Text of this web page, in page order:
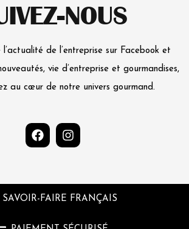
NOUS
de l’entreprise sur Facebook et
vie d’entreprise et gourmandises,
au cœur de notre univers gourmand.
F
a
o
I
n
r
m
SAVOIR-FAIRE FRANÇAIS